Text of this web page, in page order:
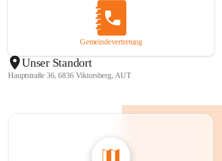
Gemeindevertretung
Unser Standort
Hauptstraße 36, 6836 Viktorsberg, AUT